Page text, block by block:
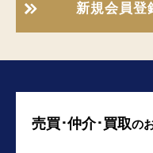
新規会員登
売買･仲介･買取の